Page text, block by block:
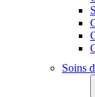
Soins